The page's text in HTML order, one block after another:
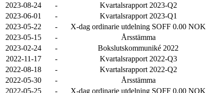
2023-08-24
-
Kvartalsrapport 2023-Q2
2023-06-01
-
Kvartalsrapport 2023-Q1
2023-05-22
-
X-dag ordinarie utdelning SOFF 0.00 NOK
2023-05-15
-
Årsstämma
2023-02-24
-
Bokslutskommuniké 2022
2022-11-17
-
Kvartalsrapport 2022-Q3
2022-08-18
-
Kvartalsrapport 2022-Q2
2022-05-30
-
Årsstämma
2022-05-25
- X-dag ordinarie utdelning SOFF 0.00 NOK